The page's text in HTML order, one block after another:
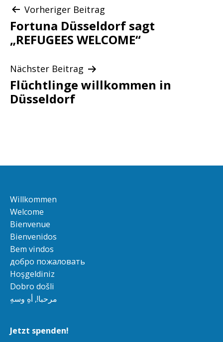
Beitragsnavigation
Vorheriger Beitrag
Fortuna Düsseldorf sagt
„REFUGEES WELCOME“
Nächster Beitrag
Flüchtlinge willkommen in
Düsseldorf
Willkommen
Welcome
Bienvenue
Bienvenidos
Bem vindos
добро пожаловать
Hoşgeldiniz
Dobro došli
مرحبا!, أهِ وسهِ
Jetzt spenden!